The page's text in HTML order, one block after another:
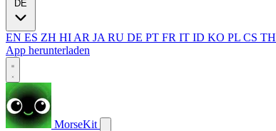
EN ES ZH HI AR JA RU DE PT FR IT ID KO PL CS TH
App herunterladen
MorseKit